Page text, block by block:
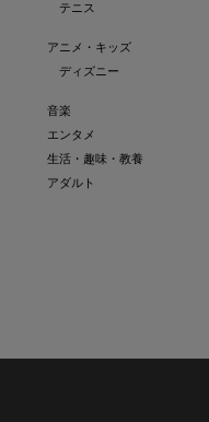
テニス
アニメ・キッズ
ディズニー
音楽
エンタメ
生活・趣味・教養
アダルト